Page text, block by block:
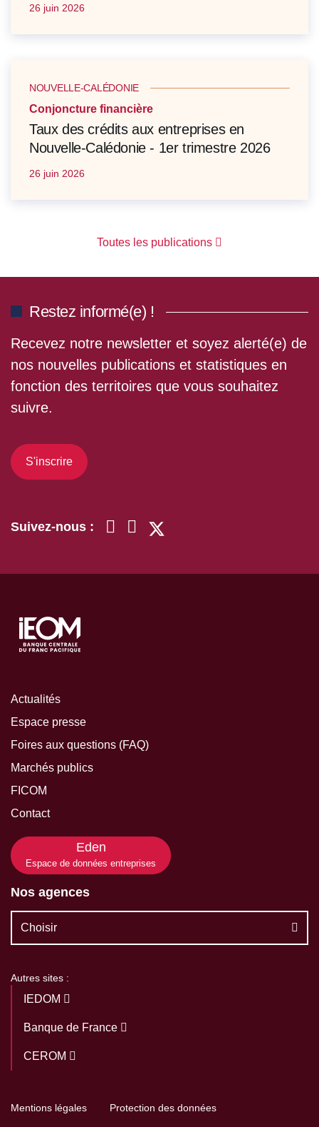
26 juin 2026
NOUVELLE-CALÉDONIE
Conjoncture financière
Taux des crédits aux entreprises en
Nouvelle-Calédonie - 1er trimestre 2026
26 juin 2026
Toutes les publications
Restez informé(e) !
Recevez notre newsletter et soyez alerté(e) de
nos nouvelles publications et statistiques en
fonction des territoires que vous souhaitez
suivre.
S'inscrire
Suivez-nous :
Actualités
Espace presse
Foires aux questions (FAQ)
Marchés publics
FICOM
Contact
Eden
Espace de données entreprises
Nos agences
Choisir
Autres sites :
IEDOM
Banque de France
CEROM
Mentions légales
Protection des données